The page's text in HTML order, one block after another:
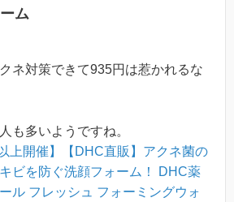
ム
ネ対策できて935円は惹かれるな
も多いようですね。
上開催】【DHC直販】アクネ菌の
ビを防ぐ洗顔フォーム！ DHC薬
ル フレッシュ フォーミングウォ